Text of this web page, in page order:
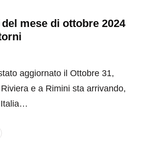
mese di ottobre 2024
aggiornato il Ottobre 31,
e a Rimini sta arrivando,
Italia…